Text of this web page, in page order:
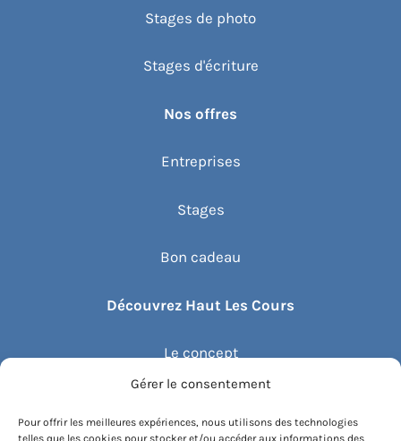
Gérer le consentement
Pour offrir les meilleures expériences, nous utilisons des technologies
telles que les cookies pour stocker et/ou accéder aux informations des
Stages de photo
Stages d'écriture
Nos offres
Entreprises
Stages
Bon cadeau
Découvrez Haut Les Cours
Le concept